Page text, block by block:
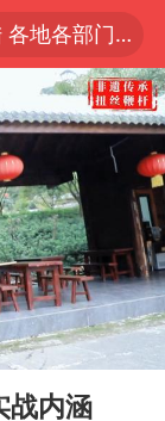
台风“白海豚”登陆 各地各部门全力应对
奇马、巴威
线停运
赚20万元
胶花1.55万
局被偷拍
00:42
战内涵